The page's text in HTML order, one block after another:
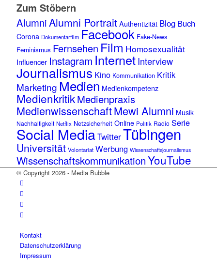
Zum Stöbern
AlumniAlumni Portrait Authentizität Blog Buch
Corona Dokumentarfilm Facebook Fake-News
Feminismus Fernsehen Film Homosexualität
Influencer Instagram Internet Interview
Journalismus Kino Kommunikation Kritik
Marketing Medien Medienkompetenz
MedienkritikMedienpraxis
MedienwissenschaftMewi Alumni Musik
Nachhaltigkeit Netflix Netzsicherheit Online Politik Radio Serie
Social MediaTwitterTübingen
Universität Volontariat Werbung Wissenschaftsjournalismus
WissenschaftskommunikationYouTube
© Copyright 2026 - Media Bubble
Kontakt
Datenschutzerklärung
Impressum